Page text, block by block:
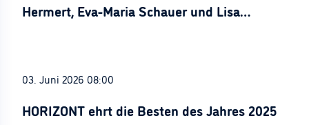
Hermert, Eva-Maria Schauer und Lisa
03. Juni 2026 08:00
HORIZONT ehrt die Besten des Jahres 2025